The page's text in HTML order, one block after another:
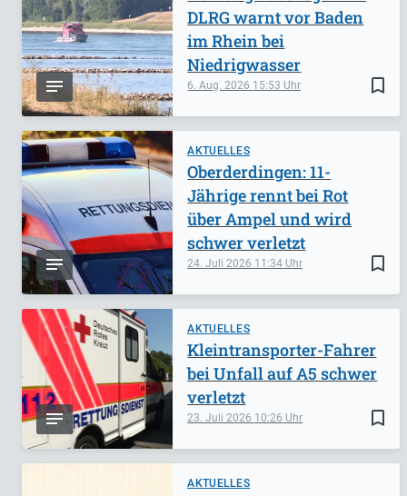
bookmark_border
6. Aug. 2026 15:53
DLRG warnt vor Baden
im Rhein bei
Niedrigwasser
AKTUELLES
bookmark_border
24. Juli 2026 11:34
Oberderdingen: 11-
Jährige rennt bei Rot
über Ampel und wird
schwer verletzt
AKTUELLES
bookmark_border
23. Juli 2026 10:26
Kleintransporter-Fahrer
bei Unfall auf A5 schwer
verletzt
AKTUELLES